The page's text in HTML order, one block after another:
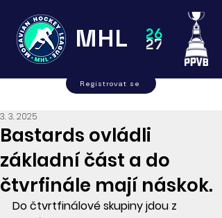
MHL 27
26
Registrovat se
Bastards ovládli
základní část a do
čtvrfinále mají náskok.
3. 3. 2025
Do čtvrtfinálové skupiny jdou z